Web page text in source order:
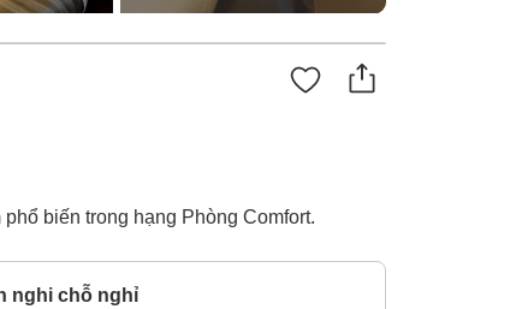
biến trong hạng Phòng Comfort.
nghi chỗ nghỉ